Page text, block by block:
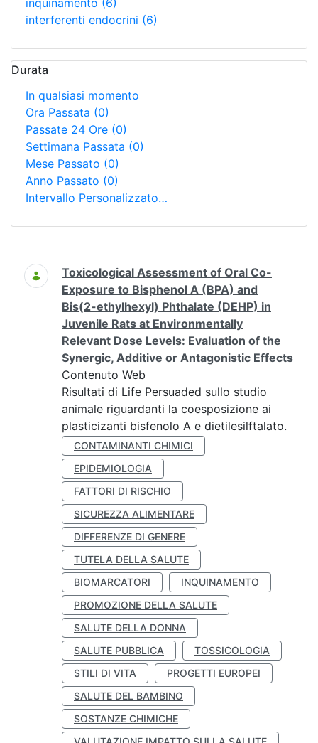
inquinamento (6)
interferenti endocrini (6)
Durata
In qualsiasi momento
Ora Passata (0)
Passate 24 Ore (0)
Settimana Passata (0)
Mese Passato (0)
Anno Passato (0)
Intervallo Personalizzato…
Ricerca
Toxicological Assessment of Oral Co-
Exposure to Bisphenol A (BPA) and
Bis(2-ethylhexyl) Phthalate (DEHP) in
Juvenile Rats at Environmentally
Relevant Dose Levels: Evaluation of the
Synergic, Additive or Antagonistic Effects
Contenuto Web
Risultati di Life Persuaded sullo studio
animale riguardanti la coesposizione ai
plasticizanti bisfenolo A e dietilesilftalato.
CONTAMINANTI CHIMICI
EPIDEMIOLOGIA
FATTORI DI RISCHIO
SICUREZZA ALIMENTARE
DIFFERENZE DI GENERE
TUTELA DELLA SALUTE
BIOMARCATORI
INQUINAMENTO
PROMOZIONE DELLA SALUTE
SALUTE DELLA DONNA
SALUTE PUBBLICA
TOSSICOLOGIA
STILI DI VITA
PROGETTI EUROPEI
SALUTE DEL BAMBINO
SOSTANZE CHIMICHE